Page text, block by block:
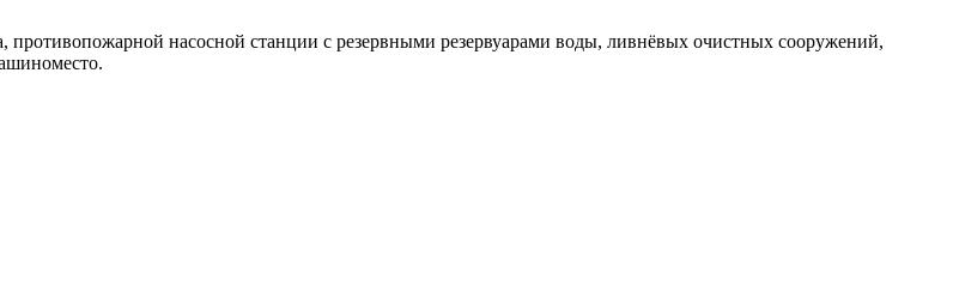
противопожарной насосной станции с резервными резервуарами воды, ливнёвых очистных сооружений,